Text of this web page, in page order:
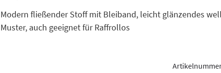
Modern fließender Stoff mit Bleiband, leicht glänzendes
Muster, auch geeignet für Raffrollos